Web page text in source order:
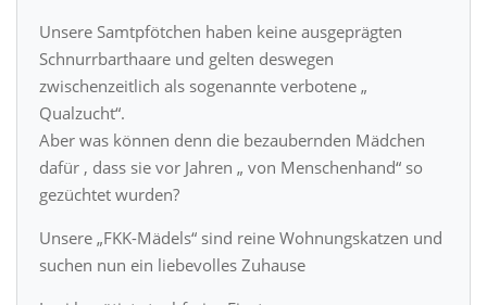
Unsere Samtpfötchen haben keine ausgeprägten
Schnurrbarthaare und gelten deswegen
zwischenzeitlich als sogenannte verbotene „
Qualzucht“.
Aber was können denn die bezaubernden Mädchen
dafür , dass sie vor Jahren „ von Menschenhand“ so
gezüchtet wurden?
Unsere „FKK-Mädels“ sind reine Wohnungskatzen und
suchen nun ein liebevolles Zuhause